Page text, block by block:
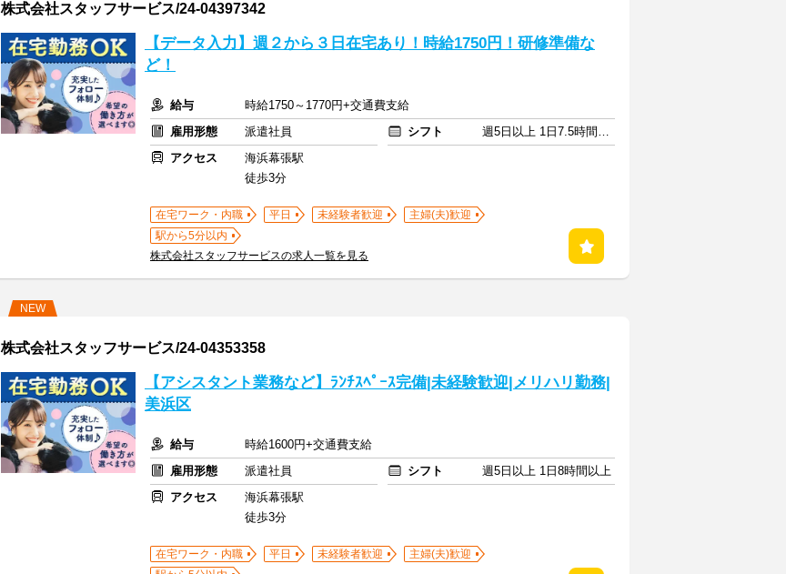
株式会社スタッフサービス/24-04397342
【データ入力】週２から３日在宅あり！時給1750円！研修準備な
ど！
給与
時給1750～1770円+交通費支給
雇用形態
派遣社員 シフト
週5日以上 1日7.5時間以上
アクセス
海浜幕張駅
徒歩3分
在宅ワーク・内職 平日 未経験者歓迎
主婦(夫)歓迎
駅から5分以内
株式会社スタッフサービスの求人一覧を見る
NEW
株式会社スタッフサービス/24-04353358
【アシスタント業務など】ﾗﾝﾁｽﾍﾟｰｽ完備|未経験歓迎|メリハリ勤務|
美浜区
給与
時給1600円+交通費支給
雇用形態
派遣社員 シフト
週5日以上 1日8時間以上
アクセス
海浜幕張駅
徒歩3分
在宅ワーク・内職 平日 未経験者歓迎
主婦(夫)歓迎